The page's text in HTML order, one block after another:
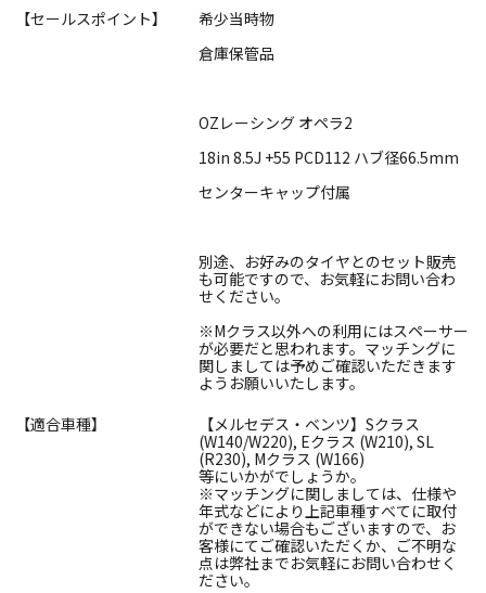
【セールスポイント】
希少当時物
倉庫保管品
OZレーシング オペラ2
18in 8.5J +55 PCD112 ハブ径66.5mm
センターキャップ付属
別途、お好みのタイヤとのセット販売
も可能ですので、お気軽にお問い合わ
せください。
※Mクラス以外への利用にはスペーサー
が必要だと思われます。マッチングに
関しましては予めご確認いただきます
ようお願いいたします。
【適合車種】
【メルセデス・ベンツ】Sクラス
(W140/W220), Eクラス (W210), SL
(R230), Mクラス (W166)
等にいかがでしょうか。
※マッチングに関しましては、仕様や
年式などにより上記車種すべてに取付
ができない場合もございますので、お
客様にてご確認いただくか、ご不明な
点は弊社までお気軽にお問い合わせく
ださい。